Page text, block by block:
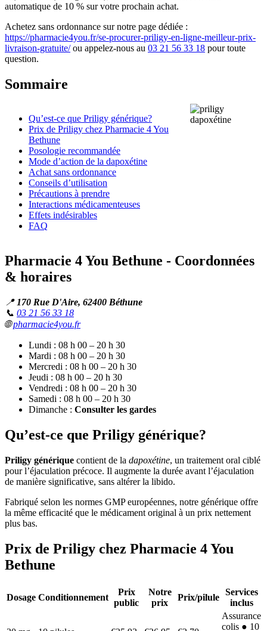
automatique de 10 % sur votre prochain achat.
Achetez sans ordonnance sur notre page dédiée :
https://pharmacie4you.fr/se-procurer-priligy-en-ligne-meilleur-prix-
livraison-gratuite/ou appelez-nous au 03 21 56 33 18 pour toute
question.
Sommaire
Qu’est-ce que Priligy générique?
Prix de Priligy chez Pharmacie 4 You
Bethune
Posologie recommandée
Mode d’action de la dapoxétine
Achat sans ordonnance
Conseils d’utilisation
Précautions à prendre
Interactions médicamenteuses
Effets indésirables
FAQ
Pharmacie 4 You Bethune - Coordonnées
& horaires
📍 170 Rue D'Aire, 62400 Béthune
📞 03 21 56 33 18
🌐pharmacie4you.fr
Lundi : 08 h 00 – 20 h 30
Mardi : 08 h 00 – 20 h 30
Mercredi : 08 h 00 – 20 h 30
Jeudi : 08 h 00 – 20 h 30
Vendredi : 08 h 00 – 20 h 30
Samedi : 08 h 00 – 20 h 30
Dimanche : Consulter les gardes
Qu’est-ce que Priligy générique?
Priligy générique contient de la dapoxétine, un traitement oral ciblé
pour l’éjaculation précoce. Il augmente la durée avant l’éjaculation
de manière significative, sans altérer la libido.
Fabriqué selon les normes GMP européennes, notre générique offre
la même efficacité que le médicament original à un prix nettement
plus bas.
Prix de Priligy chez Pharmacie 4 You
Bethune
Dosage Conditionnement
Prix
public
Notre
prix
Prix/pilule
Services
inclus
Assurance
colis ● 10